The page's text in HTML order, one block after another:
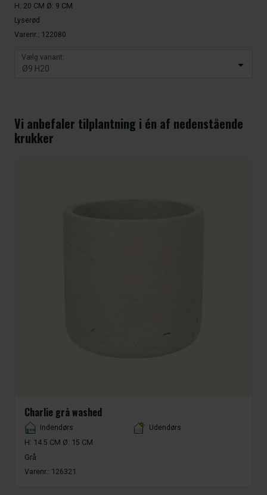
H: 20 CM Ø: 9 CM
Lyserød
Varenr.: 122080
Vælg variant:
Vi anbefaler tilplantning i én af nedenstående
krukker
Charlie grå washed
Placement
Indendørs
Udendørs
H: 14.5 CM Ø: 15 CM
Grå
Varenr.: 126321